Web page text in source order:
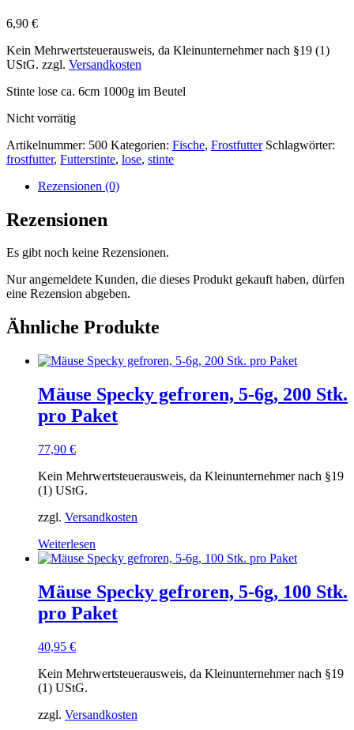
6,90 €
Kein Mehrwertsteuerausweis, da Kleinunternehmer nach §19 (1)
UStG. zzgl. Versandkosten
Stinte lose ca. 6cm 1000g im Beutel
Nicht vorrätig
Artikelnummer: 500 Kategorien: Fische, Frostfutter Schlagwörter:
frostfutter, Futterstinte, lose, stinte
Rezensionen (0)
Rezensionen
Es gibt noch keine Rezensionen.
Nur angemeldete Kunden, die dieses Produkt gekauft haben, dürfen
eine Rezension abgeben.
Ähnliche Produkte
Mäuse Specky gefroren, 5-6g, 200 Stk.
pro Paket
77,90 €
Kein Mehrwertsteuerausweis, da Kleinunternehmer nach §19
(1) UStG.
zzgl. Versandkosten
Weiterlesen
Mäuse Specky gefroren, 5-6g, 100 Stk.
pro Paket
40,95 €
Kein Mehrwertsteuerausweis, da Kleinunternehmer nach §19
(1) UStG.
zzgl. Versandkosten